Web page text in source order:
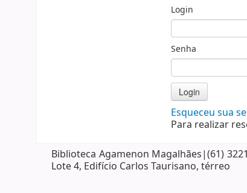
Login
Senha
Esqueceu sua
Para realizar
Biblioteca Agamenon Magalhães|(61)
Lote 4, Edifício Carlos Taurisano, térreo